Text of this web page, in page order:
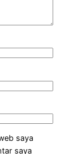
saya
saya